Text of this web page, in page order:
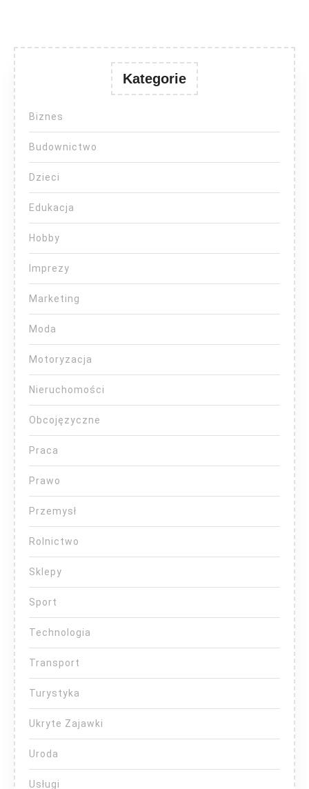
Kategorie
Biznes
Budownictwo
Dzieci
Edukacja
Hobby
Imprezy
Marketing
Moda
Motoryzacja
Nieruchomości
Obcojęzyczne
Praca
Prawo
Przemysł
Rolnictwo
Sklepy
Sport
Technologia
Transport
Turystyka
Ukryte Zajawki
Uroda
Usługi